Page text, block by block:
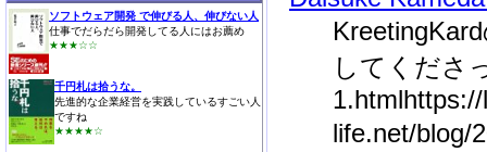
してくださ
life.net/blog/
ソフトウェア開発 で伸びる人、伸びない人
仕事でだらだら開発してる人にはお薦め
★★★☆☆
千円札は拾うな。
先進的な企業経営を実践しているすごい人
ですね
★★★★☆